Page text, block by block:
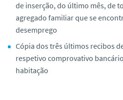
de inserção, do último mês, de
agregado familiar que se
desemprego
Cópia dos três últimos recibos
respetivo comprovativo
habitação